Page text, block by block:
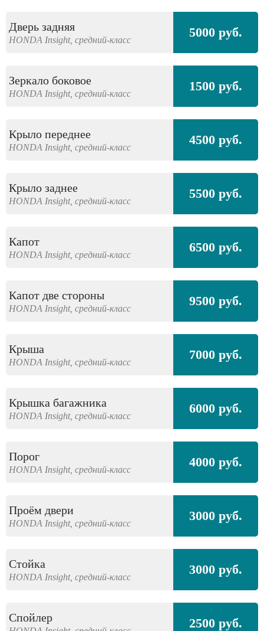
Дверь задняя
HONDA Insight, средний-класс 5000 руб.
Зеркало боковое
HONDA Insight, средний-класс 1500 руб.
Крыло переднее
HONDA Insight, средний-класс 4500 руб.
Крыло заднее
HONDA Insight, средний-класс 5500 руб.
Капот
HONDA Insight, средний-класс 6500 руб.
Капот две стороны
HONDA Insight, средний-класс 9500 руб.
Крыша
HONDA Insight, средний-класс 7000 руб.
Крышка багажника
HONDA Insight, средний-класс 6000 руб.
Порог
HONDA Insight, средний-класс 4000 руб.
Проём двери
HONDA Insight, средний-класс 3000 руб.
Стойка
HONDA Insight, средний-класс 3000 руб.
Спойлер 2500 руб.